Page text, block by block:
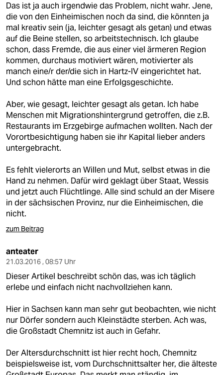
Das ist ja auch irgendwie das Problem, nicht wahr. Jene,
die von den Einheimischen noch da sind, die könnten ja
mal kreativ sein (ja, leichter gesagt als getan) und etwas
auf die Beine stellen, so arbeitstechnisch. Ich glaube
schon, dass Fremde, die aus einer viel ärmeren Region
kommen, durchaus motiviert wären, motivierter als
manch eine/r der/die sich in Hartz-IV eingerichtet hat.
Und schon hätte man eine Erfolgsgeschichte.
Aber, wie gesagt, leichter gesagt als getan. Ich habe
Menschen mit Migrationshintergrund getroffen, die z.B.
Restaurants im Erzgebirge aufmachen wollten. Nach der
Vorortbesichtigung haben sie ihr Kapital lieber anders
untergebracht.
Es fehlt vielerorts an Willen und Mut, selbst etwas in die
Hand zu nehmen. Dafür wird geklagt über Staat, Wessis
und jetzt auch Flüchtlinge. Alle sind schuld an der Misere
in der sächsischen Provinz, nur die Einheimischen, die
nicht.
zum Beitrag
anteater
21.03.2016 , 08:57 Uhr
Dieser Artikel beschreibt schön das, was ich täglich
erlebe und einfach nicht nachvollziehen kann.
Hier in Sachsen kann man sehr gut beobachten, wie nicht
nur Dörfer sondern auch Kleinstädte sterben. Ach was,
die Großstadt Chemnitz ist auch in Gefahr.
Der Altersdurchschnitt ist hier recht hoch, Chemnitz
beispielsweise ist, vom Durchschnittsalter her, die älteste